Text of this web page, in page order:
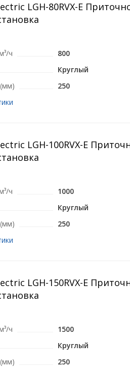
LGH-80RVX-E
ч
800
Круглый
250
LGH-100RVX-E
ч
1000
Круглый
250
LGH-150RVX-E
ч
1500
Круглый
250